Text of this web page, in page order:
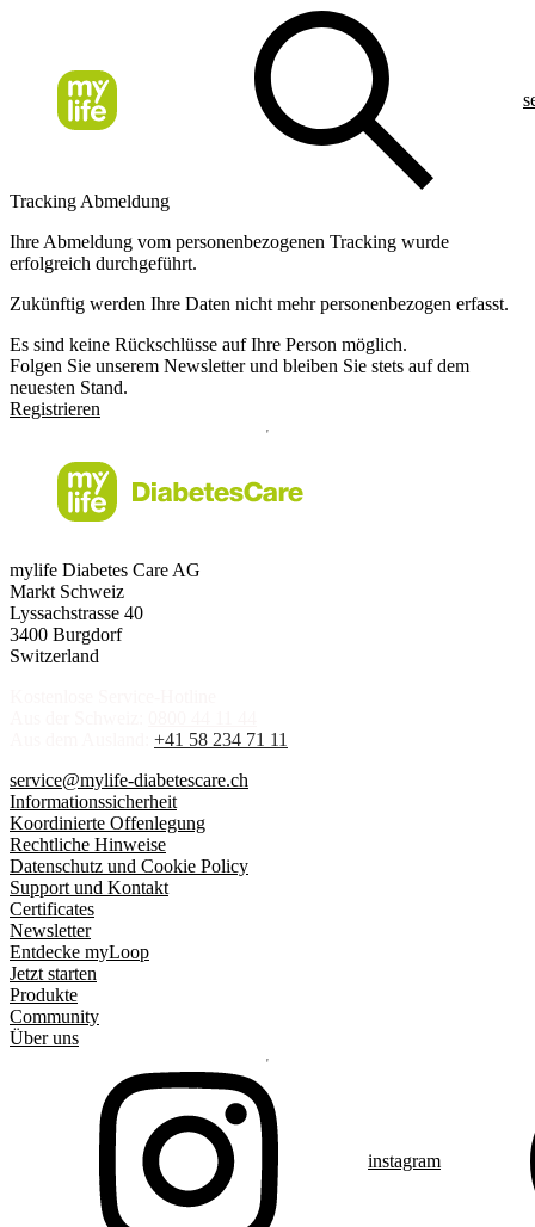
Tracking Abmeldung
Ihre Abmeldung vom personenbezogenen Tracking wurde
erfolgreich durchgeführt.
Zukünftig werden Ihre Daten nicht mehr personenbezogen erfasst.
Es sind keine Rückschlüsse auf Ihre Person möglich.
Folgen Sie unserem Newsletter und bleiben Sie stets auf dem
neuesten Stand.
Registrieren
mylife Diabetes Care AG
Markt Schweiz
Lyssachstrasse 40
3400 Burgdorf
Switzerland
+41 58 234 71 11
service@mylife-diabetescare.ch
Informationssicherheit
Koordinierte Offenlegung
Rechtliche Hinweise
Datenschutz und Cookie Policy
Support und Kontakt
Certificates
Newsletter
Entdecke myLoop
Jetzt starten
Produkte
Community
Über uns
instagram